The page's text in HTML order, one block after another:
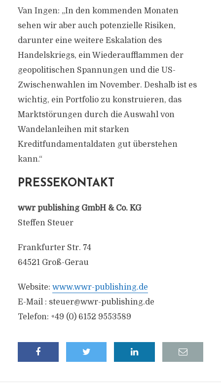
Van Ingen: „In den kommenden Monaten
sehen wir aber auch potenzielle Risiken,
darunter eine weitere Eskalation des
Handelskriegs, ein Wiederaufflammen der
geopolitischen Spannungen und die US-
Zwischenwahlen im November. Deshalb ist es
wichtig, ein Portfolio zu konstruieren, das
Marktstörungen durch die Auswahl von
Wandelanleihen mit starken
Kreditfundamentaldaten gut überstehen
kann.“
PRESSEKONTAKT
wwr publishing GmbH & Co. KG
Steffen Steuer
Frankfurter Str. 74
64521 Groß-Gerau
Website: www.wwr-publishing.de
E-Mail : steuer@wwr-publishing.de
Telefon: +49 (0) 6152 9553589